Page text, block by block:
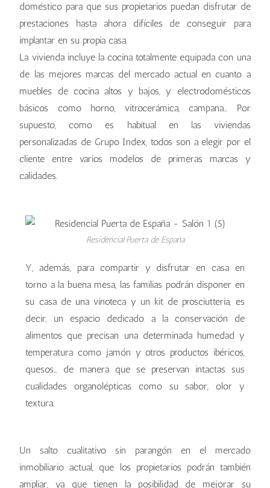
doméstico para que sus propietarios puedan disfrutar de
prestaciones hasta ahora difíciles de conseguir para
implantar en su propia casa.
La vivienda incluye la cocina totalmente equipada con una
de las mejores marcas del mercado actual en cuanto a
muebles de cocina altos y bajos, y electrodomésticos
básicos como horno, vitrocerámica, campana… Por
supuesto, como es habitual en las viviendas
personalizadas de Grupo Index, todos son a elegir por el
cliente entre varios modelos de primeras marcas y
calidades.
Residencial Puerta de España
Y, además, para compartir y disfrutar en casa en
torno a la buena mesa, las familias podrán disponer en
su casa de una vinoteca y un kit de prosciutteria, es
decir, un espacio dedicado a la conservación de
alimentos que precisan una determinada humedad y
temperatura como jamón y otros productos ibéricos,
quesos… de manera que se preservan intactas sus
cualidades organolépticas como su sabor, olor y
textura.
Un salto cualitativo sin parangón en el mercado
inmobiliario actual, que los propietarios podrán también
ampliar, ya que tienen la posibilidad de mejorar su